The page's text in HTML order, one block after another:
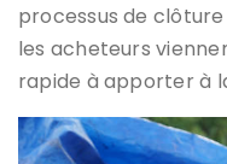
processus de
les acheteurs
rapide à apporter à